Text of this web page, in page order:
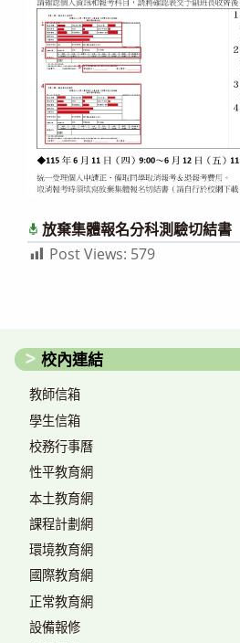
放棄集體報名分科測驗切結書
Post Views: 579
校內連結
教師信箱
學生信箱
校務行事曆
性平教育網
本土教育網
課程計劃網
環境教育網
國際教育網
正常教育網
設備報修